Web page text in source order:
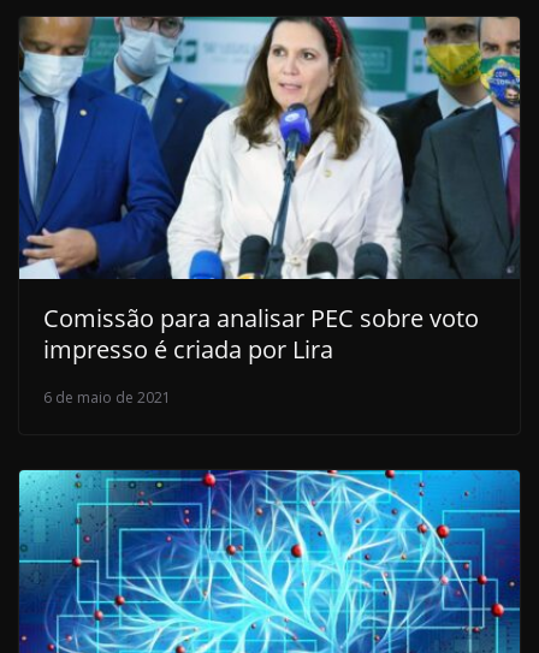
Comissão para analisar PEC sobre voto
impresso é criada por Lira
6 de maio de 2021